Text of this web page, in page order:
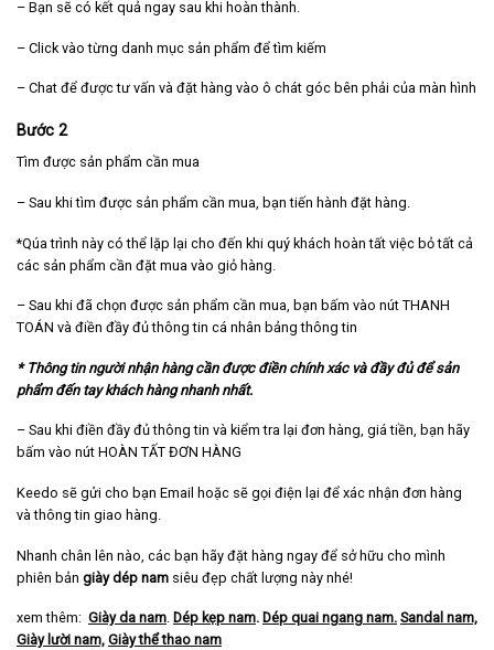
– Bạn sẽ có kết quả ngay sau khi hoàn thành.
– Click vào từng danh mục sản phẩm để tìm kiếm
– Chat để được tư vấn và đặt hàng vào ô chát góc bên phải của màn hình
Bước 2
Tìm được sản phẩm cần mua
– Sau khi tìm được sản phẩm cần mua, bạn tiến hành đặt hàng.
*Qúa trình này có thể lặp lại cho đến khi quý khách hoàn tất việc bỏ tất cả
các sản phẩm cần đặt mua vào giỏ hàng.
– Sau khi đã chọn được sản phẩm cần mua, bạn bấm vào nút THANH
TOÁN và điền đầy đủ thông tin cá nhân bảng thông tin
* Thông tin người nhận hàng cần được điền chính xác và đầy đủ để sản
phẩm đến tay khách hàng nhanh nhất.
– Sau khi điền đầy đủ thông tin và kiểm tra lại đơn hàng, giá tiền, bạn hãy
bấm vào nút HOÀN TẤT ĐƠN HÀNG
Keedo sẽ gửi cho bạn Email hoặc sẽ gọi điện lại để xác nhận đơn hàng
và thông tin giao hàng.
Nhanh chân lên nào, các bạn hãy đặt hàng ngay để sở hữu cho mình
phiên bản giày dép nam siêu đẹp chất lượng này nhé!
xem thêm: Giày da nam. Dép kẹp nam. Dép quai ngang nam. Sandal nam,
Giày lười nam, Giày thể thao nam